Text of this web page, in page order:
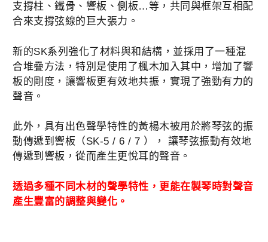
支撐柱、鐵骨、響板、側板…等，共同與框架互相配
合來支撐弦線的巨大張力。
新的SK系列強化了材料與和結構，並採用了一種混
合堆疊方法，特別是使用了楓木加入其中，增加了響
板的剛度，讓響板更有效地共振，實現了強勁有力的
聲音。
此外，具有出色聲學特性的黃楊木被用於將琴弦的振
動傳遞到響板（SK-5 / 6 / 7 ）， 讓琴弦振動有效地
傳遞到響板，從而產生更悅耳的聲音。
透過多種不同木材的聲學特性，更能在製琴時對聲音
產生豐富的調整與變化。